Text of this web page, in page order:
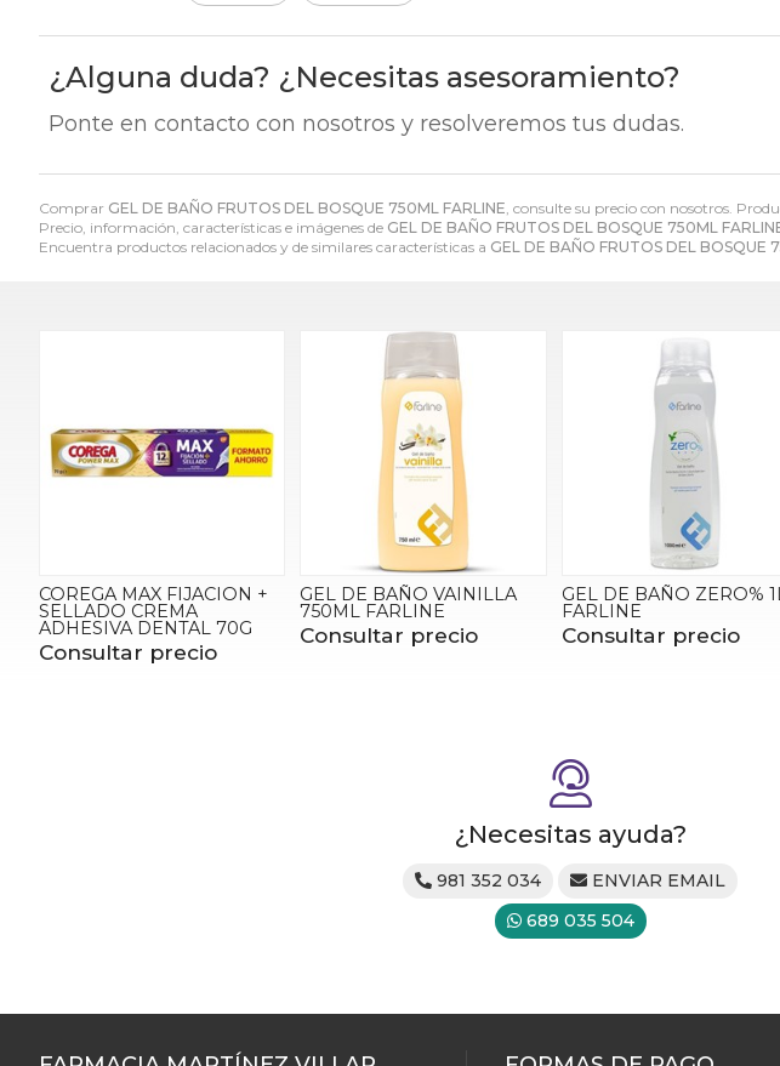
Comprar GEL DE BAÑO FRUTOS DEL BOSQUE 750ML FARLINE , consulte su precio con nosotros.
Precio, información, características e imágenes de GEL DE BAÑO FRUTOS DEL BOSQUE 750ML
Encuentra productos relacionados y de similares características a GEL DE BAÑO FRUTOS DEL BOSQUE
¿Alguna duda? ¿Necesitas asesoramiento?
Ponte en contacto con nosotros y resolveremos tus dudas.
COREGA MAX FIJACION +
SELLADO CREMA
ADHESIVA DENTAL 70G
Consultar precio
GEL DE BAÑO VAINILLA
750ML FARLINE
Consultar precio
GEL DE BAÑO ZERO%
FARLINE
Consultar precio
¿Necesitas ayuda?
981 352 034
ENVIAR EMAIL
689 035 504